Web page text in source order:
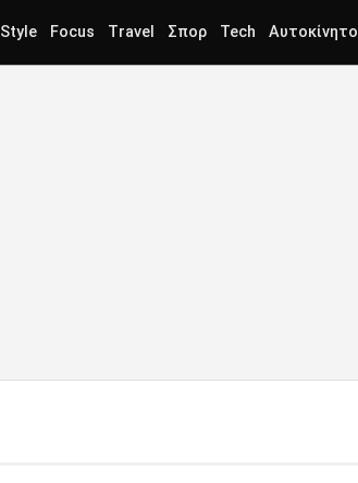
Style Focus Travel Σπορ Tech Αυτοκίνητο